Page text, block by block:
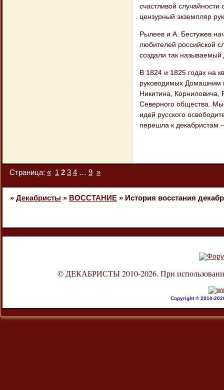
счастливой случайности
цензурный экземпляр
Рылеев и А. Бестужев
любителей российской
создали так
В 1824 и 1825 годах на
руководимых Домашним
Никитина,
Северного общества.
идей русского
перешла к декабристам
Страница: « 1 2 3 4 … 9 »
» Декабристы » ВОССТАНИЕ » История восстания
© ДЕКАБРИСТЫ 2010-2026. При использовании
Copyright © 2010-